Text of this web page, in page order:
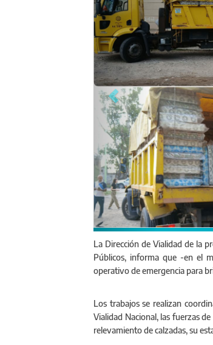
La Dirección de Vialidad de la
Públicos, informa que -en el
operativo de emergencia para
Los trabajos se realizan
Vialidad Nacional, las fuerzas
relevamiento de calzadas, su